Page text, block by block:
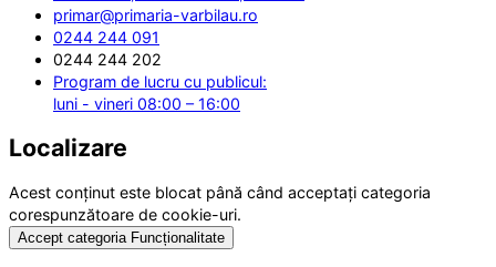
primar@primaria-varbilau.ro
0244 244 091
0244 244 202
Program de lucru cu publicul:
luni - vineri 08:00 – 16:00
Localizare
Acest conținut este blocat până când acceptați categoria
corespunzătoare de cookie-uri.
Accept categoria Funcționalitate